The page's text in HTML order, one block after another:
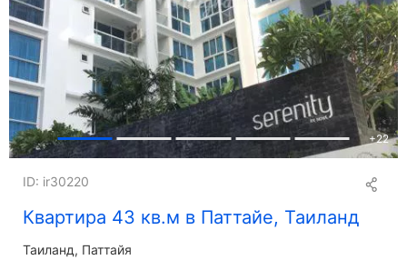
+22
Квартира 43 кв.м в Паттайе, Таиланд
ID: ir30220
Таиланд, Паттайя